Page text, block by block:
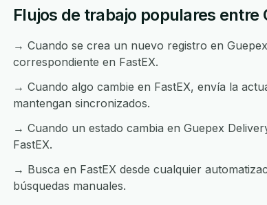
Flujos de trabajo populares entre
→ Cuando se crea un nuevo registro en
correspondiente en FastEX.
→ Cuando algo cambie en FastEX, envía la
mantengan sincronizados.
→ Cuando un estado cambia en Guepex
FastEX.
→ Busca en FastEX desde cualquier
búsquedas manuales.